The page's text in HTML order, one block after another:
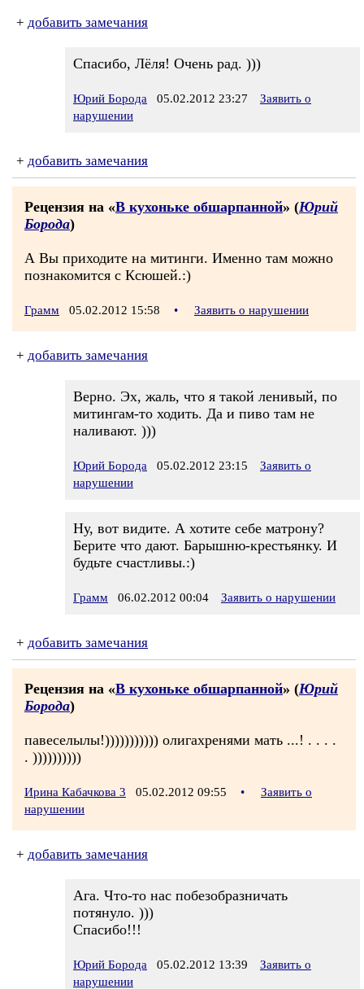
+ добавить замечания
Спасибо, Лёля! Очень рад. )))
Юрий Борода 05.02.2012 23:27
Заявить о
нарушении
+ добавить замечания
Рецензия на «В кухоньке обшарпанной» (Юрий
Борода)
А Вы приходите на митинги. Именно там можно
познакомится с Ксюшей.:)
Грамм 05.02.2012 15:58 • Заявить о нарушении
+ добавить замечания
Верно. Эх, жаль, что я такой ленивый, по
митингам-то ходить. Да и пиво там не
наливают. )))
Юрий Борода 05.02.2012 23:15
Заявить о
нарушении
Ну, вот видите. А хотите себе матрону?
Берите что дают. Барышню-крестьянку. И
будьте счастливы.:)
Грамм 06.02.2012 00:04 Заявить о нарушении
+ добавить замечания
Рецензия на «В кухоньке обшарпанной» (Юрий
Борода)
павеселылы!))))))))))) олигахренями мать ...! . . . .
. ))))))))))
Ирина Кабачкова 3 05.02.2012 09:55 •
Заявить о
нарушении
+ добавить замечания
Ага. Что-то нас побезобразничать
потянуло. )))
Спасибо!!!
Юрий Борода 05.02.2012 13:39
Заявить о
нарушении